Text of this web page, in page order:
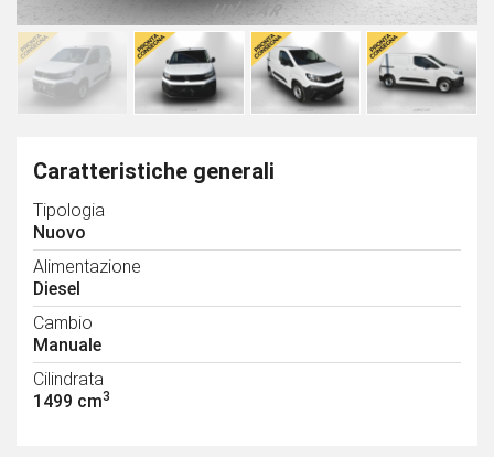
Caratteristiche generali
Tipologia
Nuovo
Alimentazione
Diesel
Cambio
Manuale
Cilindrata
1499 cm3